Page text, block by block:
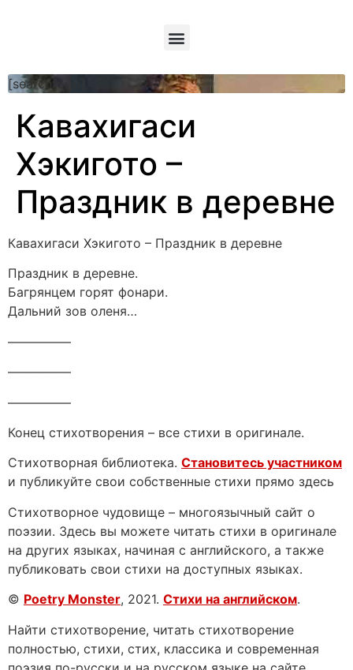
[searchform]
Кавахигаси
Хэкигото –
Праздник в деревне
Кавахигаси Хэкигото – Праздник в деревне
Праздник в деревне.
Багрянцем горят фонари.
Дальний зов оленя…
—————
—————
—————
Конец стихотворения – все стихи в оригинале.
Стихотворная библиотека. Становитесь участником
и публикуйте свои собственные стихи прямо здесь
Стихотворное чудовище – многоязычный сайт о
поэзии. Здесь вы можете читать стихи в оригинале
на других языках, начиная с английского, а также
публиковать свои стихи на доступных языках.
© Poetry Monster, 2021. Стихи на английском.
Найти стихотворение, читать стихотворение
полностью, стихи, стих, классика и современная